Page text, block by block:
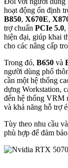
hoạt động ổn định
B850, X670E,
trợ chuẩn PCIe 5.0,
hiện đại, giúp khai
cho các nâng cấp
Trong đó, B650 và
người dùng phổ
cần một hệ thống
dựng Workstation,
đến hệ thống VRM
và khả năng hỗ trợ
Tùy theo nhu cầu
phù hợp để đảm